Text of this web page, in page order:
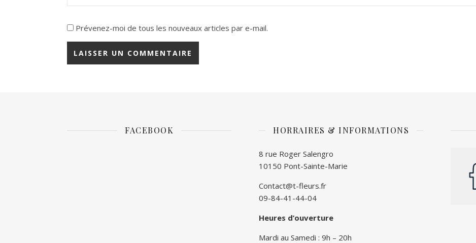
Prévenez-moi de tous les nouveaux articles par e-mail.
FACEBOOK HORRAIRES & INFORMATIONS
8 rue Roger Salengro
10150 Pont-Sainte-Marie
Contact@t-fleurs.fr
09-84-41-44-04
Heures d’ouverture
Mardi au Samedi : 9h – 20h